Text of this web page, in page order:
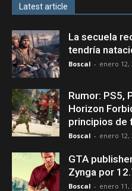
Latest article
La secuela
tendría
Boscal - enero 12,
Rumor: PS5,
Horizon
principios de
Boscal - enero 12,
GTA
Zynga por
Boscal - enero 11,